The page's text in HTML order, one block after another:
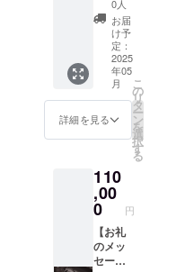
て亀田
和毅を
一緒に
応援し
ましょ
う！ ＊
お手紙
とお写
真を送
スが必
要とな
りま
す。 ※
支援
時、必
ず備考
載】 試
合後に
投稿す
YouTub
e 動画
のエン
ディン
ネーム
で掲載
しま
す。
【5/24
世界戦
限定
試合 横
断幕フ
ルネー
ム掲
載】 試
合へ向
けて、
横断幕
を作成
し下部
ネーム
を掲載
させて
いただ
きま
す。 備
考欄に
込め
て、お
礼の
メッ
セージ
をお送
りしま
す。
【5/24
試合 亀
写真
デー
タ】 当
日の写
真デー
タを一
枚お送
0人
お届
け予
定：
2025
年05
月
詳細を見る
こ
の
リ
タ
ー
ン
を
選
択
す
る
110
,00
0 円
【お礼
のメッ
セー